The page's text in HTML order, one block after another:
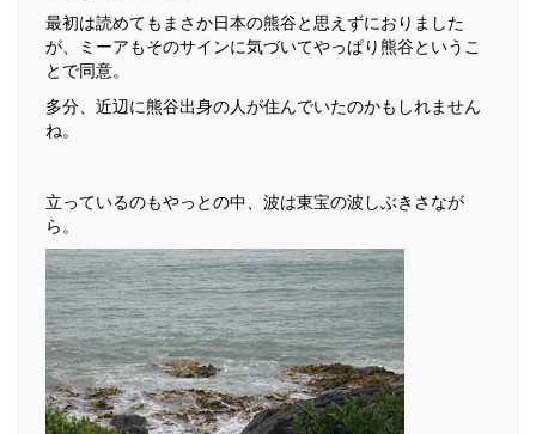
最初は読めてもまさか日本の熊谷と思えずにおりました
が、ミーアもそのサインに気づいてやっぱり熊谷というこ
とで同意。
多分、近辺に熊谷出身の人が住んでいたのかもしれません
ね。
立っているのもやっとの中、波は東宝の波しぶきさなが
ら。